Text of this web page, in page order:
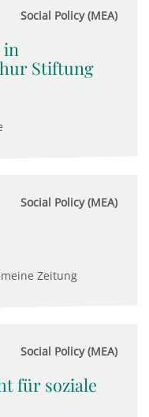
Social Policy (MEA)
Stiftung
Social Policy (MEA)
Zeitung
Social Policy (MEA)
für soziale